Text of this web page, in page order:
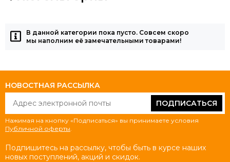
В данной категории пока пусто. Совсем скоро
мы наполним её замечательными товарами!
НОВОСТНАЯ РАССЫЛКА
ПОДПИСАТЬСЯ
Нажимая на кнопку «Подписаться» вы принимаете условия
Публичной оферты
Подпишитесь на рассылку, чтобы быть в курсе наших
новых поступлений, акций и скидок.